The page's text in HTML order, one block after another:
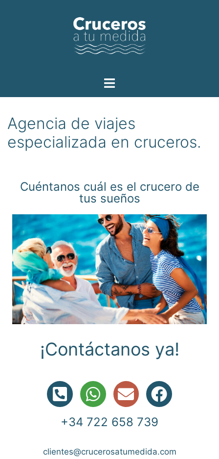
Agencia de viajes
especializada en cruceros.
Cuéntanos cuál es el crucero de
tus sueños
¡Contáctanos
+34 722 658 739
clientes@crucerosatumedida.com